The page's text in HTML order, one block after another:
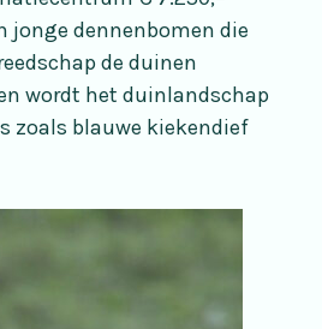
jonge dennenbomen die
de duinen
wordt het duinlandschap
zoals blauwe kiekendief